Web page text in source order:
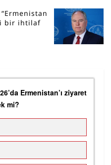
“Ermenistan
bir ihtilaf
Ermenistan’ı ziyaret
mi?